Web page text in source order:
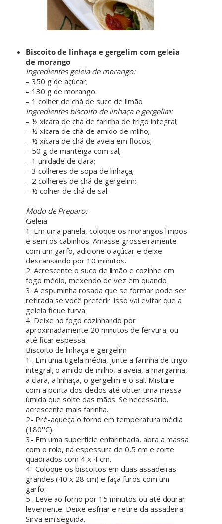
Biscoito de linhaça e gergelim com geleia
de morango
Ingredientes geleia de morango:
– 350 g de açúcar;
– 130 g de morango.
– 1 colher de chá de suco de limão
Ingredientes biscoito de linhaça e gergelim:
– ½ xícara de chá de farinha de trigo integral;
– ½ xícara de chá de amido de milho;
– ½ xícara de chá de aveia em flocos;
– 50 g de manteiga com sal;
– 1 unidade de clara;
– 3 colheres de sopa de linhaça;
– 2 colheres de chá de gergelim;
– ½ colher de chá de sal.
Modo de Preparo:
Geleia
1. Em uma panela, coloque os morangos limpos
e sem os cabinhos. Amasse grosseiramente
com um garfo, adicione o açúcar e deixe
descansando por 10 minutos.
2. Acrescente o suco de limão e cozinhe em
fogo médio, mexendo de vez em quando.
3. A espuminha rosada que se formar pode ser
retirada se você preferir, isso vai evitar que a
geleia fique turva.
4. Deixe no fogo cozinhando por
aproximadamente 20 minutos de fervura, ou
até ficar espessa.
Biscoito de linhaça e gergelim
1- Em uma tigela média, junte a farinha de trigo
integral, o amido de milho, a aveia, a margarina,
a clara, a linhaça, o gergelim e o sal. Misture
com a ponta dos dedos até obter uma massa
úmida que solte das mãos. Se necessário,
acrescente mais farinha.
2- Pré-aqueça o forno em temperatura média
(180°C).
3- Em uma superfície enfarinhada, abra a massa
com o rolo, na espessura de 0,5 cm e corte
quadrados com 4 x 4 cm.
4- Coloque os biscoitos em duas assadeiras
grandes (40 x 28 cm) e faça furos com um
garfo.
5- Leve ao forno por 15 minutos ou até dourar
levemente. Deixe esfriar e retire da assadeira.
Sirva em seguida.